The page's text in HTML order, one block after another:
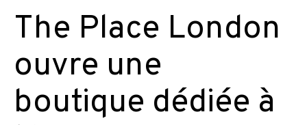
The Place London
ouvre une
boutique dédiée à